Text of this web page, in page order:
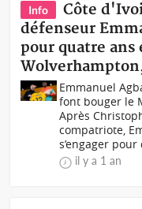
Info
Côte
défenseur
pour quatre ans
Emmanuel
font bouger le
Après
compatriote,
s’engager pour
il y a 1 an